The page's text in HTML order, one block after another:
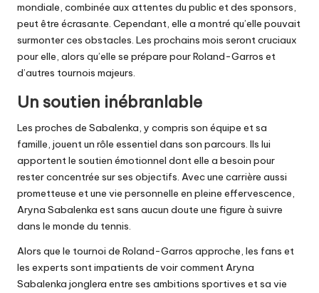
mondiale, combinée aux attentes du public et des sponsors,
peut être écrasante. Cependant, elle a montré qu’elle pouvait
surmonter ces obstacles. Les prochains mois seront cruciaux
pour elle, alors qu’elle se prépare pour Roland-Garros et
d’autres tournois majeurs.
Un soutien inébranlable
Les proches de Sabalenka, y compris son équipe et sa
famille, jouent un rôle essentiel dans son parcours. Ils lui
apportent le soutien émotionnel dont elle a besoin pour
rester concentrée sur ses objectifs. Avec une carrière aussi
prometteuse et une vie personnelle en pleine effervescence,
Aryna Sabalenka est sans aucun doute une figure à suivre
dans le monde du tennis.
Alors que le tournoi de Roland-Garros approche, les fans et
les experts sont impatients de voir comment Aryna
Sabalenka jonglera entre ses ambitions sportives et sa vie